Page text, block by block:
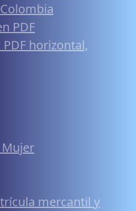
PDF
horizontal,
mercantil y